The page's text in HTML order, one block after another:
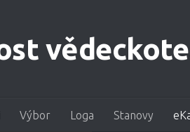
Výbor Loga Stanovy